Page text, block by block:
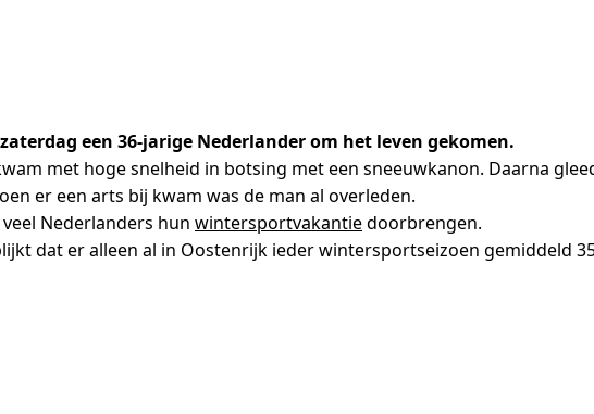
een 36-jarige Nederlander om het leven gekomen.
met hoge snelheid in botsing met een sneeuwkanon. Daarna
er een arts bij kwam was de man al overleden.
Nederlanders hun wintersportvakantiedoorbrengen.
dat er alleen al in Oostenrijk ieder wintersportseizoen gemiddeld